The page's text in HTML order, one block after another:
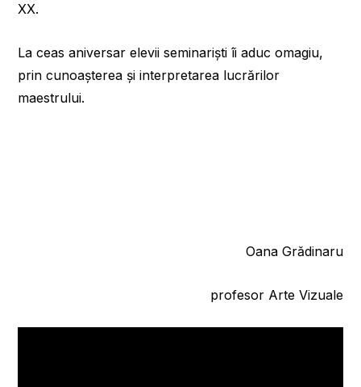
XX.
La ceas aniversar elevii seminariști îi aduc omagiu,
prin cunoașterea și interpretarea lucrărilor
maestrului.
Oana Grădinaru
profesor Arte Vizuale